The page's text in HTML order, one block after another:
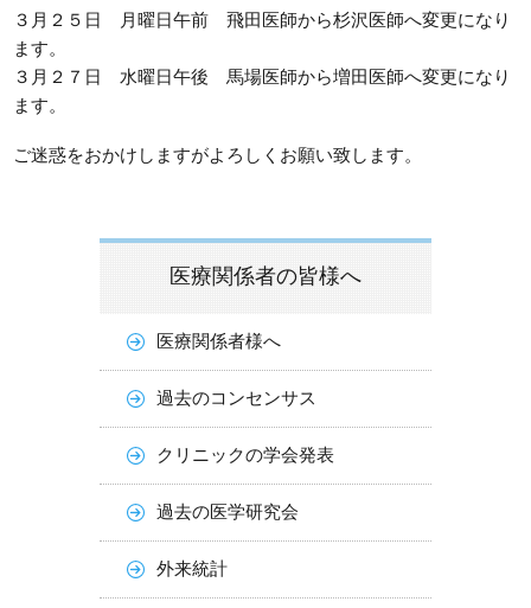
３月２５日 月曜日午前 飛田医師から杉沢医師へ変更になり
ます。
３月２７日 水曜日午後 馬場医師から増田医師へ変更になり
ます。
ご迷惑をおかけしますがよろしくお願い致します。
医療関係者の皆様へ
医療関係者様へ
過去のコンセンサス
クリニックの学会発表
過去の医学研究会
外来統計